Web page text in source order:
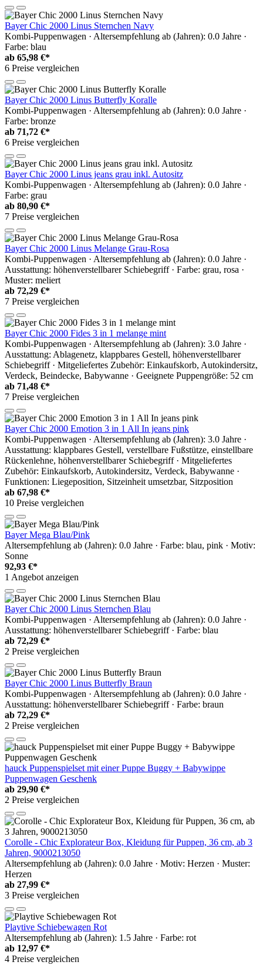
Bayer Chic 2000 Linus Sternchen Navy
Kombi-Puppenwagen · Altersempfehlung ab (Jahren): 0.0 Jahre ·
Farbe: blau
ab 65,98 €*
6 Preise vergleichen
Bayer Chic 2000 Linus Butterfly Koralle
Kombi-Puppenwagen · Altersempfehlung ab (Jahren): 0.0 Jahre ·
Farbe: bronze
ab 71,72 €*
6 Preise vergleichen
Bayer Chic 2000 Linus jeans grau inkl. Autositz
Kombi-Puppenwagen · Altersempfehlung ab (Jahren): 0.0 Jahre ·
Farbe: grau
ab 80,90 €*
7 Preise vergleichen
Bayer Chic 2000 Linus Melange Grau-Rosa
Kombi-Puppenwagen · Altersempfehlung ab (Jahren): 0.0 Jahre ·
Ausstattung: höhenverstellbarer Schiebegriff · Farbe: grau, rosa ·
Muster: meliert
ab 72,29 €*
7 Preise vergleichen
Bayer Chic 2000 Fides 3 in 1 melange mint
Kombi-Puppenwagen · Altersempfehlung ab (Jahren): 3.0 Jahre ·
Ausstattung: Ablagenetz, klappbares Gestell, höhenverstellbarer
Schiebegriff · Mitgeliefertes Zubehör: Einkaufskorb, Autokindersitz,
Verdeck, Beindecke, Babywanne · Geeignete Puppengröße: 52 cm
ab 71,48 €*
7 Preise vergleichen
Bayer Chic 2000 Emotion 3 in 1 All In jeans pink
Kombi-Puppenwagen · Altersempfehlung ab (Jahren): 3.0 Jahre ·
Ausstattung: klappbares Gestell, verstellbare Fußstütze, einstellbare
Rückenlehne, höhenverstellbarer Schiebegriff · Mitgeliefertes
Zubehör: Einkaufskorb, Autokindersitz, Verdeck, Babywanne ·
Funktionen: Liegeposition, Sitzeinheit umsetzbar, Sitzposition
ab 67,98 €*
10 Preise vergleichen
Bayer Mega Blau/Pink
Altersempfehlung ab (Jahren): 0.0 Jahre · Farbe: blau, pink · Motiv:
Sonne
92,93 €*
1 Angebot anzeigen
Bayer Chic 2000 Linus Sternchen Blau
Kombi-Puppenwagen · Altersempfehlung ab (Jahren): 0.0 Jahre ·
Ausstattung: höhenverstellbarer Schiebegriff · Farbe: blau
ab 72,29 €*
2 Preise vergleichen
Bayer Chic 2000 Linus Butterfly Braun
Kombi-Puppenwagen · Altersempfehlung ab (Jahren): 0.0 Jahre ·
Ausstattung: höhenverstellbarer Schiebegriff · Farbe: braun
ab 72,29 €*
2 Preise vergleichen
hauck Puppenspielset mit einer Puppe Buggy + Babywippe
Puppenwagen Geschenk
ab 29,90 €*
2 Preise vergleichen
Corolle - Chic Explorateur Box, Kleidung für Puppen, 36 cm, ab 3
Jahren, 9000213050
Altersempfehlung ab (Jahren): 0.0 Jahre · Motiv: Herzen · Muster:
Herzen
ab 27,99 €*
3 Preise vergleichen
Playtive Schiebewagen Rot
Altersempfehlung ab (Jahren): 1.5 Jahre · Farbe: rot
ab 12,97 €*
4 Preise vergleichen